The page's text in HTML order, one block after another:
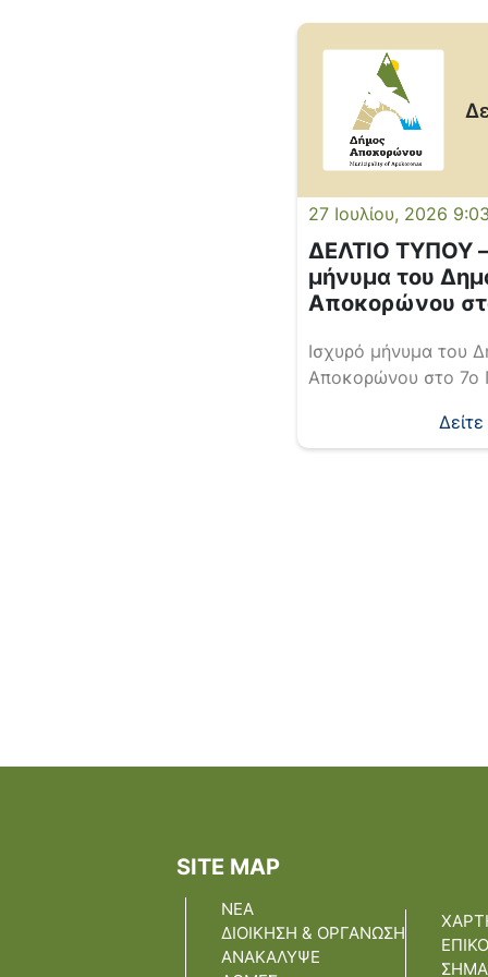
27 Ιουλίου, 2026 9:03
ΔΕΛΤΙΟ ΤΥΠΟΥ –
μήνυμα του
Αποκορώνου
Κρητών
Ισχυρό μήνυμα του
Αποκορώνου στο 7ο
θέλουμε, της
ιδανικών και αξιών
SITE MAP
ΝΕΑ
ΔΙΟΙΚΗΣΗ & ΟΡΓΑΝΩΣΗ
ΑΝΑΚΑΛΥΨΕ